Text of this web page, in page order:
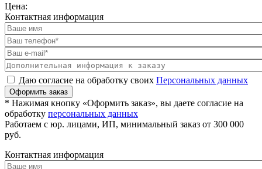
Цена:
Контактная информация
Даю согласие на обработку своих Персональных данных
Оформить заказ
* Нажимая кнопку «Оформить заказ», вы даете согласие на
обработку персональных данных
Работаем с юр. лицами, ИП, минимальный заказ от 300 000
руб.
Контактная информация